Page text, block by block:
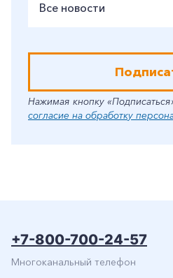
Все новости
Нажимая кнопку
согласие на обработку
+7-800-700-24-57
Многоканальный телефон